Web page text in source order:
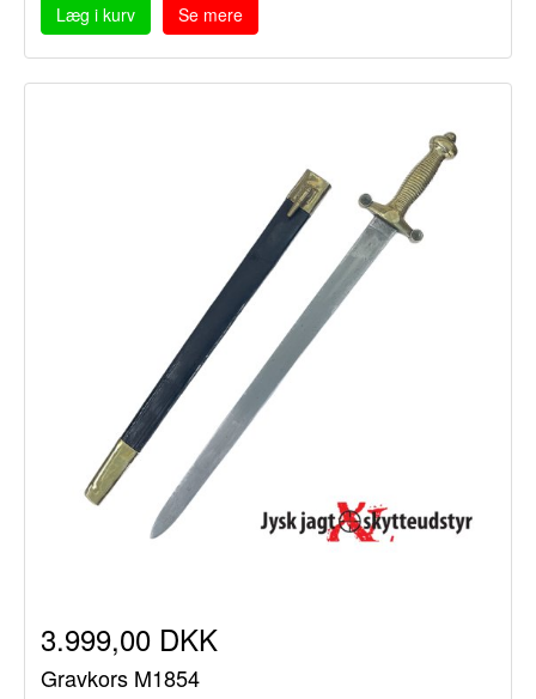
Læg i kurv Se mere
3.999,00 DKK
Gravkors M1854